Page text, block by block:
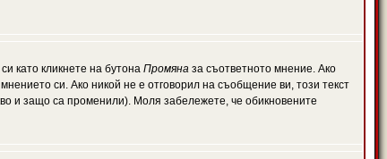
като кликнете на бутона Промяна за съответното мнение. Ако
си. Ако никой не е отговорил на съобщение ви, този текст
и защо са променили). Моля забележете, че обикновените